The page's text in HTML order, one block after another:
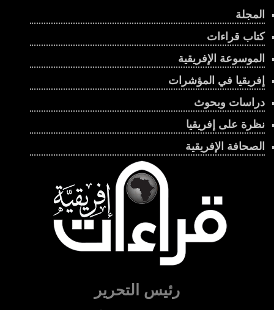
المجلة
كتاب قراءات
الموسوعة الإفريقية
إفريقيا في المؤشرات
دراسات وبحوث
نظرة على إفريقيا
الصحافة الإفريقية
رئيس التحرير